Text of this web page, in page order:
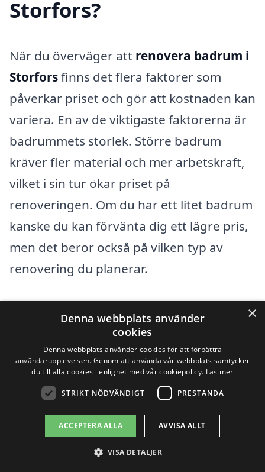
Storfors?
När du överväger att renovera badrum i
Storforsfinns det flera faktorer som
påverkar priset och gör att kostnaden kan
variera. En av de viktigaste faktorerna är
badrummets storlek. Större badrum
kräver fler material och mer arbetskraft,
vilket i sin tur ökar priset på
renoveringen. Om du har ett litet badrum
kanske du kan förvänta dig ett lägre pris,
men det beror också på vilken typ av
renovering du planerar.
En annan viktig aspekt är valet av
material. Om du väljer högkvalitativa
material som marmor eller
specialdesignade kakelplattor kommer
detta att påverka kostnaden. Å andra
sidan finns det kostnadseffektiva
alternativ som kan ge ett snyggt resultat
utan att spräcka budgeten. Det är viktigt
×
Denna webbplats använder
cookies
Denna webbplats använder cookies för att förbättra
användarupplevelsen. Genom att använda vår webbplats samtycker
du till alla cookies i enlighet med vår cookiepolicy. Läs mer
STRIKT NÖDVÄNDIGT PRESTANDA
ACCEPTERA ALLA AVVISA ALLT
VISA DETALJER